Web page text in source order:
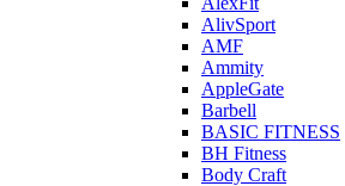
AlivSport
AMF
Ammity
AppleGate
Barbell
BASIC FITNESS
BH Fitness
Body Craft